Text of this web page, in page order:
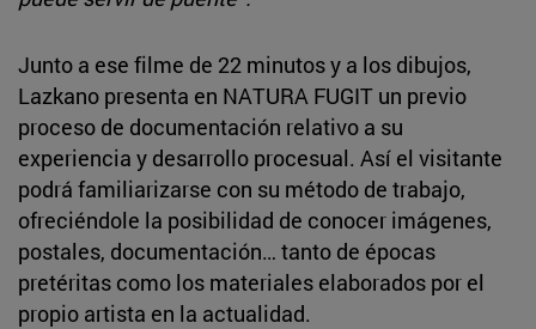
Junto a ese filme de 22 minutos y a los dibujos,
Lazkano presenta en NATURA FUGIT un previo
proceso de documentación relativo a su
experiencia y desarrollo procesual. Así el visitante
podrá familiarizarse con su método de trabajo,
ofreciéndole la posibilidad de conocer imágenes,
postales, documentación… tanto de épocas
pretéritas como los materiales elaborados por el
propio artista en la actualidad.